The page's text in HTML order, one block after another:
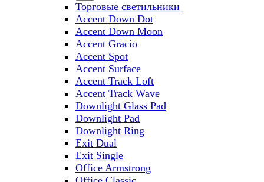
Торговые светильники
Accent Down Dot
Accent Down Moon
Accent Gracio
Accent Spot
Accent Surface
Accent Track Loft
Accent Track Wave
Downlight Glass Pad
Downlight Pad
Downlight Ring
Exit Dual
Exit Single
Office Armstrong